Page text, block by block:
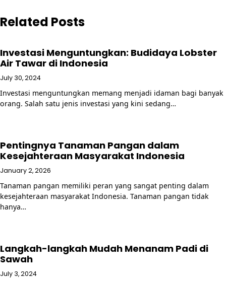
Related Posts
Investasi Menguntungkan: Budidaya Lobster
Air Tawar di Indonesia
July 30, 2024
Investasi menguntungkan memang menjadi idaman bagi banyak
orang. Salah satu jenis investasi yang kini sedang…
Pentingnya Tanaman Pangan dalam
Kesejahteraan Masyarakat Indonesia
January 2, 2026
Tanaman pangan memiliki peran yang sangat penting dalam
kesejahteraan masyarakat Indonesia. Tanaman pangan tidak
hanya…
Langkah-langkah Mudah Menanam Padi di
Sawah
July 3, 2024